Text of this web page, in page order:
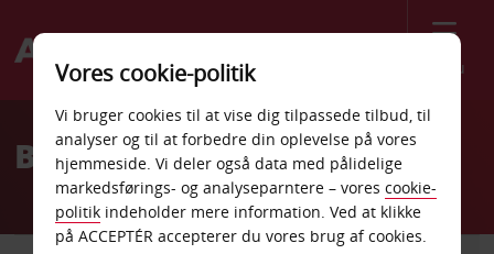
Menu
Welcome
AvisBilleje Fuengirola
Vores cookie-politik
Vi bruger cookies til at vise dig tilpassede tilbud, til
analyser og til at forbedre din oplevelse på vores
hjemmeside. Vi deler også data med pålidelige
markedsførings- og analyseparntere – vores cookie-
politik indeholder mere information. Ved at klikke
på ACCEPTÉR accepterer du vores brug af cookies.